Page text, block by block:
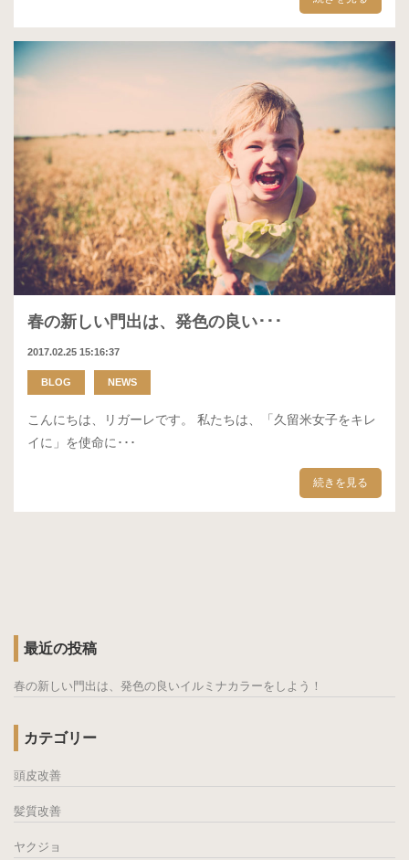
春の新しい門出は、発色の良い･･･
2017.02.25 15:16:37
BLOG NEWS
こんにちは、リガーレです。 私たちは、「久留米女子をキレ
イに」を使命に･･･
続きを見る
最近の投稿
春の新しい門出は、発色の良いイルミナカラーをしよう！
カテゴリー
頭皮改善
髪質改善
ヤクジョ